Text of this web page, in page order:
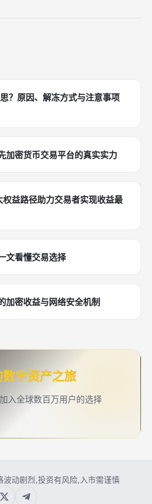
？原因、解冻方式与注意事项
加密货币交易平台的真实实力
益路径助力交易者实现收益最
文看懂交易选择
加密收益与网络安全机制
字资产之旅
入全球数百万用户的选择
动剧烈,投资有风险,入市需谨慎